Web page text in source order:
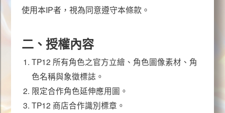
活動資訊
使用本IP者，視為同意遵守本條款。
二、授權內容
TP12 所有角色之官方立繪、角色圖像素材、角
色名稱與象徵標誌。
限定合作角色延伸應用圖。
TP12 商店合作識別標章。